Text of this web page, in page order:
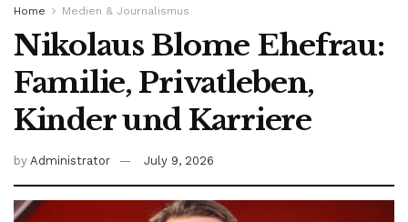
Home Medien & Journalismus
Nikolaus Blome Ehefrau:
Familie, Privatleben,
Kinder und Karriere
by Administrator July 9, 2026